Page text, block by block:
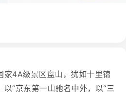
家4A级景区盘山，犹如十里锦
“京东第一山驰名中外，以“三